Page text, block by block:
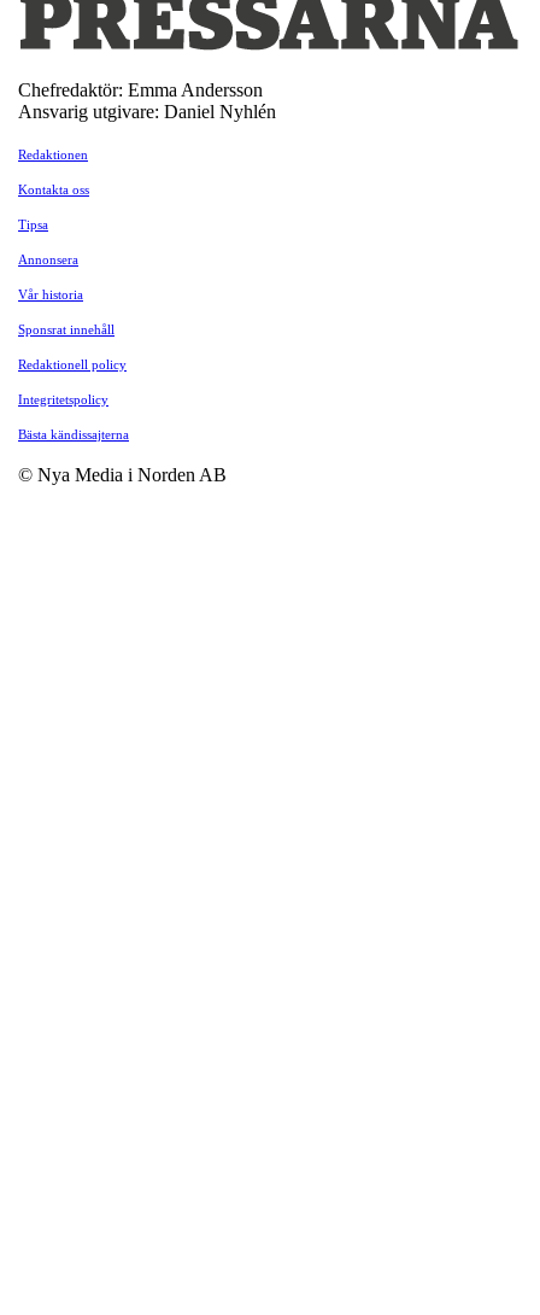
Chefredaktör: Emma Andersson
Ansvarig utgivare: Daniel Nyhlén
Redaktionen
Kontakta oss
Tipsa
Annonsera
Vår historia
Sponsrat innehåll
Redaktionell policy
Integritetspolicy
Bästa kändissajterna
© Nya Media i Norden AB